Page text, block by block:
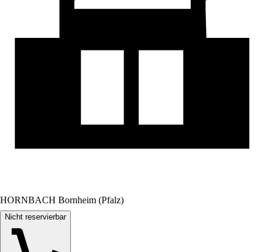
HORNBACH Bornheim (Pfalz)
Nicht reservierbar